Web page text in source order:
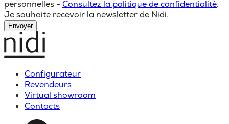
personnelles - Consultez la politique de confidentialité.
Je souhaite recevoir la newsletter de Nidi.
Envoyer
Configurateur
Revendeurs
Virtual showroom
Contacts